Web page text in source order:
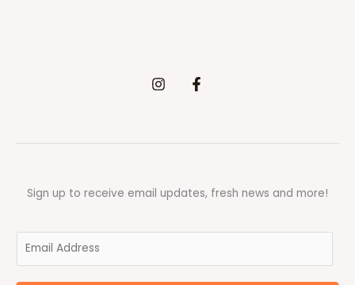
Sign up to receive email updates, fresh news and more!
a